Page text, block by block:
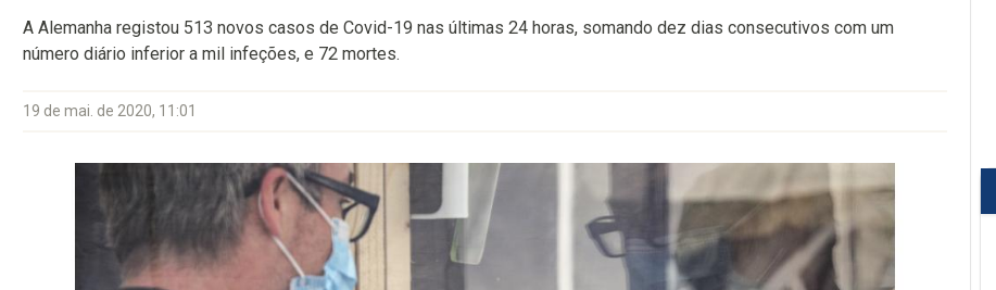
A Alemanha registou 513 novos casos de Covid-19 nas últimas 24 horas, somando dez dias consecutivos com um
número diário inferior a mil infeções, e 72 mortes.
19 de mai. de 2020, 11:01